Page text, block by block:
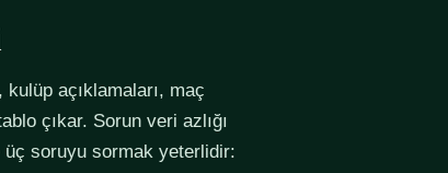
açıklamaları, maç
çıkar. Sorun veri azlığı
üç soruyu sormak yeterlidir: